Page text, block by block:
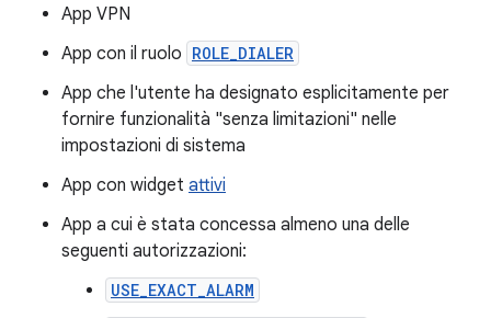
App VPN
App con il ruolo ROLE_DIALER
App che l'utente ha designato esplicitamente per
fornire funzionalità "senza limitazioni" nelle
impostazioni di sistema
App con widget attivi
App a cui è stata concessa almeno una delle
seguenti autorizzazioni:
USE_EXACT_ALARM